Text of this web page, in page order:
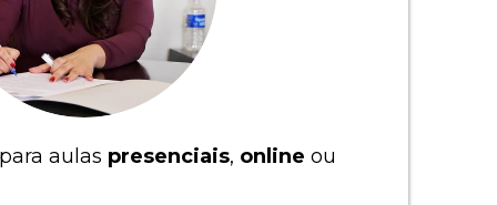
aulas presenciais, online ou